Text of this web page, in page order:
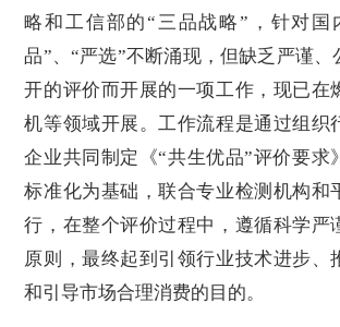
略和工信部的“三品战略”，针对国
品”、“严选”不断涌现，但缺乏严谨、
开的评价而开展的一项工作，现已在
机等领域开展。工作流程是通过组织
企业共同制定《“共生优品”评价要求
标准化为基础，联合专业检测机构和
行，在整个评价过程中，遵循科学严
原则，最终起到引领行业技术进步、
和引导市场合理消费的目的。